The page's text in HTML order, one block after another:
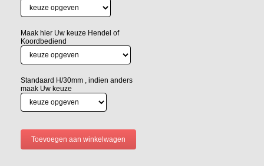
Maak hier Uw keuze Hendel of
Koordbediend
Standaard H/30mm , indien anders
maak Uw keuze